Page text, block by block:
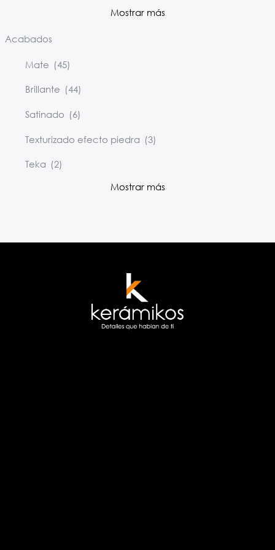
Mostrar más
Acabados
Mate (45)
Brillante (44)
Satinado (6)
Texturizado efecto piedra (3)
Teka (2)
Mostrar más